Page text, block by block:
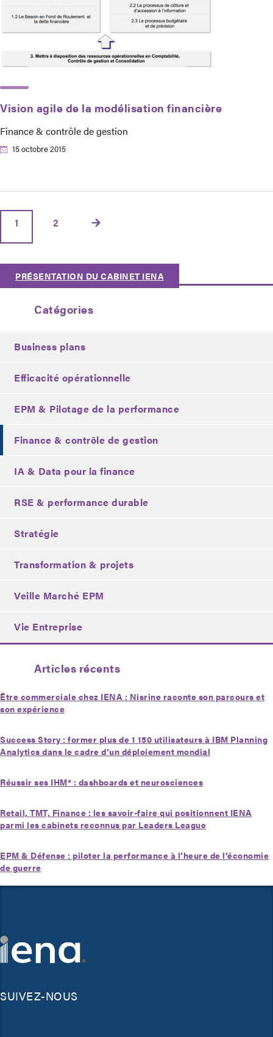
Vision agile de la modélisation financière
Finance & contrôle de gestion
15 octobre 2015
1 2
PRÉSENTATION DU CABINET IENA
Catégories
Business plans
Efficacité opérationnelle
EPM & Pilotage de la performance
Finance & contrôle de gestion
IA & Data pour la finance
RSE & performance durable
Stratégie
Transformation & projets
Veille Marché EPM
Vie Entreprise
Articles récents
Être commerciale chez IENA : Nisrine raconte son parcours et
son expérience
Success Story : former plus de 1 150 utilisateurs à IBM Planning
Analytics dans le cadre d’un déploiement mondial
Réussir ses IHM* : dashboards et neurosciences
Retail, TMT, Finance : les savoir-faire qui positionnent IENA
parmi les cabinets reconnus par Leaders League
EPM & Défense : piloter la performance à l’heure de l’économie
de guerre
SUIVEZ-NOUS